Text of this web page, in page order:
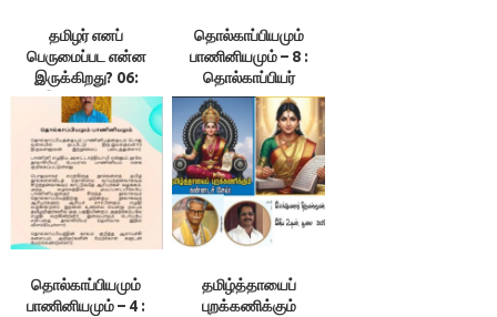
தமிழர் எனப்
பெருமைப்பட என்ன
இருக்கிறது? 06:
இலக்குவனார்
திருவள்ளுவன்
தொல்காப்பியமும்
பாணினியமும் – 8 :
தொல்காப்பியர்
காலத்தில்
சமற்கிருதத்தில்
இலக்கணநூல்
உருவாகவே
வாய்ப்பில்லை-
இலக்குவனார்
திருவள்ளுவன்
தொல்காப்பியமும்
பாணினியமும் – 4 :
தமிழ்த்தாயைப்
புறக்கணிக்கும்